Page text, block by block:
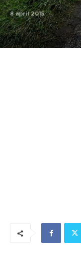
8 april 2015